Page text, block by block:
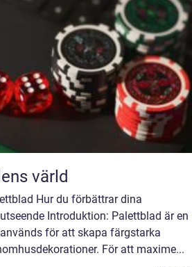
värld
Hur du förbättrar dina
Introduktion: Palettblad är en
för att skapa färgstarka
För att maxime...